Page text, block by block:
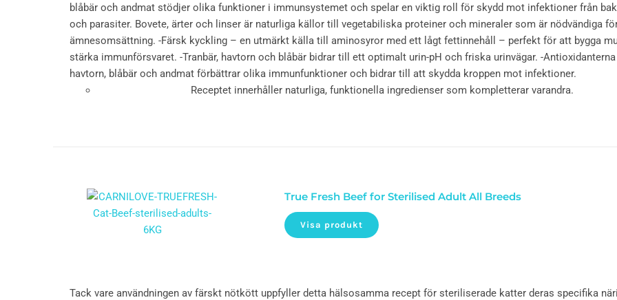
blåbär och andmat stödjer olika funktioner i immunsystemet och spelar en viktig roll för skydd mot infektioner från
och parasiter. Bovete, ärter och linser är naturliga källor till vegetabiliska proteiner och mineraler som är nödvändiga
ämnesomsättning. -Färsk kyckling – en utmärkt källa till aminosyror med ett lågt fettinnehåll – perfekt för att bygga
stärka immunförsvaret. -Tranbär, havtorn och blåbär bidrar till ett optimalt urin-pH och friska urinvägar. -Antioxidanterna
havtorn, blåbär och andmat förbättrar olika immunfunktioner och bidrar till att skydda kroppen mot infektioner.
Receptet innerhåller naturliga, funktionella ingredienser som kompletterar varandra.
True Fresh Beef for Sterilised Adult All Breeds
Visa produkt
Tack vare användningen av färskt nötkött uppfyller detta hälsosamma recept för steriliserade katter deras specifika